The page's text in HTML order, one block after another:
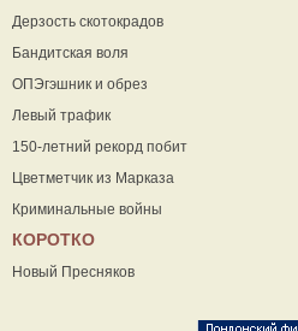
Дерзость скотокрадов
Бандитская воля
ОПЭгэшник и обрез
Левый трафик
150-летний рекорд побит
Цветметчик из Марказа
Криминальные войны
КОРОТКО
Новый Пресняков